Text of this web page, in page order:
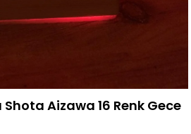
Aizawa 16 Renk Gece